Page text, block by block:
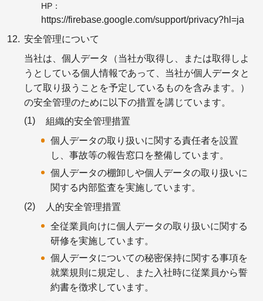
HP
https://firebase.google.com/support/privacy?hl=ja
安全管理について
当社は、個人データ（当社が取得し、または取得しよ
うとしている個人情報であって、当社が個人データと
して取り扱うことを予定しているものを含みます。）
の安全管理のために以下の措置を講じています。
組織的安全管理措置
個人データの取り扱いに関する責任者を設置
し、事故等の報告窓口を整備しています。
個人データの棚卸しや個人データの取り扱いに
関する内部監査を実施しています。
人的安全管理措置
全従業員向けに個人データの取り扱いに関する
研修を実施しています。
個人データについての秘密保持に関する事項を
就業規則に規定し、また入社時に従業員から誓
約書を徴求しています。